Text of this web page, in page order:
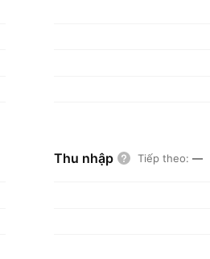
Thu nhập Tiếp theo: —